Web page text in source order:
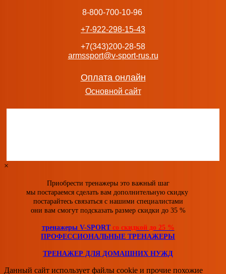
добавить в заказ
8-800-700-10-96
+7-922-298-15-43
+7(343)200-28-58
armssport@v-sport-rus.ru
Оплата онлайн
Основной сайт
×
Приобрести тренажеры это важный шаг
мы постараемся сделать вам дополнительную скидку
постарайтесь связаться с нашими специалистами
они вам смогут подсказать размер скидки до 35 %
тренажеры V-SPORT со скидкой до 25 %
ПРОФЕССИОНАЛЬНЫЕ ТРЕНАЖЕРЫ
ТРЕНАЖЕР ДЛЯ ДОМАШНИХ НУЖД
Данный сайт использует файлы cookie и прочие похожие